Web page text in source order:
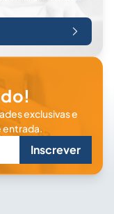
exclusivas e
entrada.
Inscrever